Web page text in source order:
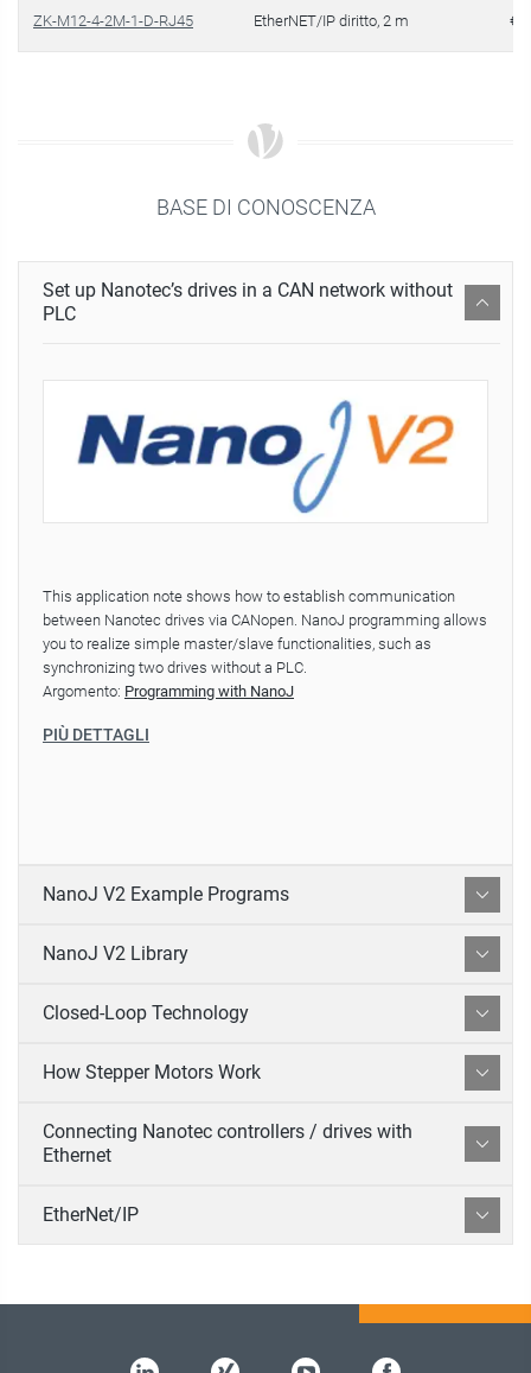
ZK-M12-4-2M-1-D-RJ45 EtherNET/IP diritto, 2 m €
BASE DI CONOSCENZA
Set up Nanotec’s drives in a CAN network without
PLC
This application note shows how to establish communication
between Nanotec drives via CANopen. NanoJ programming allows
you to realize simple master/slave functionalities, such as
synchronizing two drives without a PLC.
Argomento: Programming with NanoJ
PIÙ DETTAGLI
NanoJ V2 Example Programs
NanoJ V2 Library
Closed-Loop Technology
How Stepper Motors Work
Connecting Nanotec controllers / drives with
Ethernet
EtherNet/IP